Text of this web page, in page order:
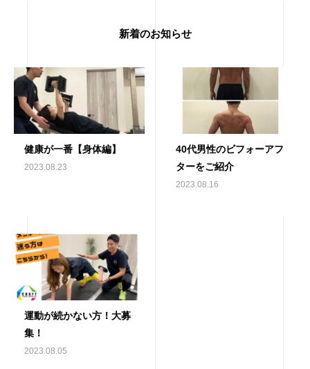
新着のお知らせ
健康が一番【身体編】
2023.08.23
40代男性のビフォーアフ
ターをご紹介
2023.08.16
運動が続かない方！大募
集！
2023.08.05